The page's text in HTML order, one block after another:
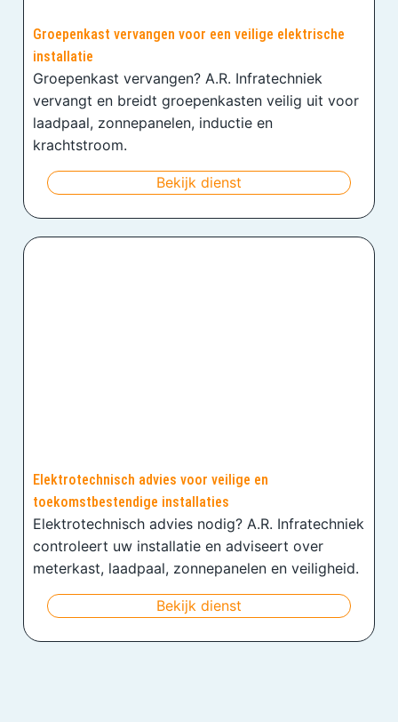
Groepenkast vervangen voor een veilige elektrische
installatie
Groepenkast vervangen? A.R. Infratechniek
vervangt en breidt groepenkasten veilig uit voor
laadpaal, zonnepanelen, inductie en
krachtstroom.
Bekijk dienst
Elektrotechnisch advies voor veilige en
toekomstbestendige installaties
Elektrotechnisch advies nodig? A.R. Infratechniek
controleert uw installatie en adviseert over
meterkast, laadpaal, zonnepanelen en veiligheid.
Bekijk dienst